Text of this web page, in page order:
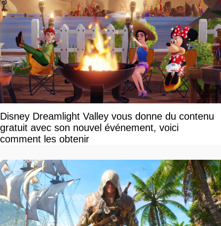
Disney Dreamlight Valley vous donne du contenu
gratuit avec son nouvel événement, voici
comment les obtenir